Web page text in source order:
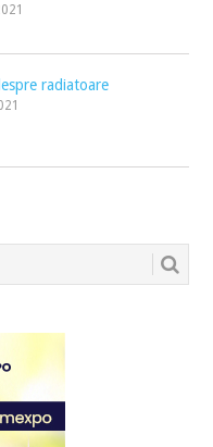
radiatoare